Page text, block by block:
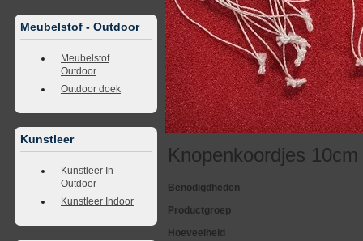
Meubelstof - Outdoor
Meubelstof
Outdoor
Outdoor doek
Kunstleer
Kunstleer In -
Outdoor
Kunstleer Indoor
Knopenkoordjes 10cm
Benodigdheden
Productgroep
Hoeveelheid